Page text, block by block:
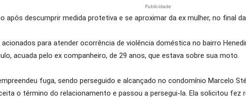
Publicidade
após descumprir medida protetiva e se aproximar da ex mulher, no final
para atender ocorrência de violência doméstica no bairro
acuada pelo ex companheiro, de 29 anos, que estava sobre sua moto.
fuga, sendo perseguido e alcançado no condomínio Marcelo
o término do relacionamento e passou a persegui-la. Ela solicitou